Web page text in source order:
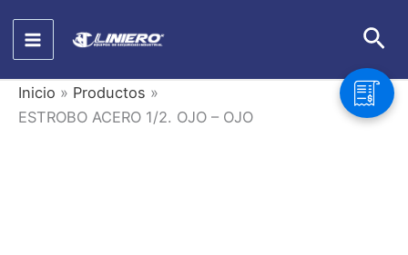
contenido
Inicio
Productos
ESTROBO ACERO 1/2. OJO – OJO